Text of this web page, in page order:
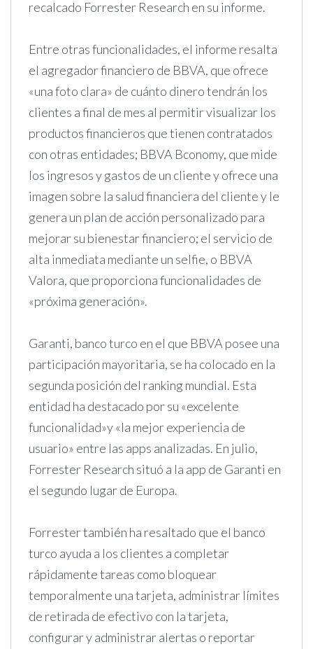
recalcado Forrester Research en su informe.
Entre otras funcionalidades, el informe resalta
el agregador financiero de BBVA, que ofrece
«una foto clara» de cuánto dinero tendrán los
clientes a final de mes al permitir visualizar los
productos financieros que tienen contratados
con otras entidades; BBVA Bconomy, que mide
los ingresos y gastos de un cliente y ofrece una
imagen sobre la salud financiera del cliente y le
genera un plan de acción personalizado para
mejorar su bienestar financiero; el servicio de
alta inmediata mediante un selfie, o BBVA
Valora, que proporciona funcionalidades de
«próxima generación».
Garanti, banco turco en el que BBVA posee una
participación mayoritaria, se ha colocado en la
segunda posición del ranking mundial. Esta
entidad ha destacado por su «excelente
funcionalidad»y «la mejor experiencia de
usuario» entre las apps analizadas. En julio,
Forrester Research situó a la app de Garanti en
el segundo lugar de Europa.
Forrester también ha resaltado que el banco
turco ayuda a los clientes a completar
rápidamente tareas como bloquear
temporalmente una tarjeta, administrar límites
de retirada de efectivo con la tarjeta,
configurar y administrar alertas o reportar